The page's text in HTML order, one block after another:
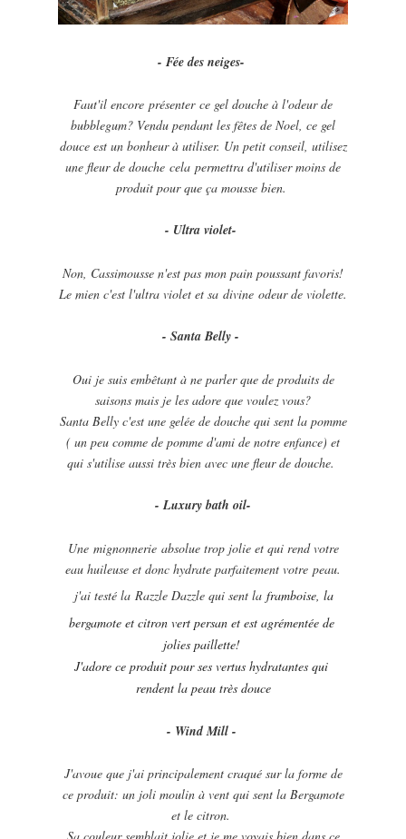
- Fée des neiges-
Faut'il encore présenter ce gel douche à l'odeur de
bubblegum? Vendu pendant les fêtes de Noel, ce gel
douce est un bonheur à utiliser. Un petit conseil, utilisez
une fleur de douche cela permettra d'utiliser moins de
produit pour que ça mousse bien.
- Ultra violet-
Non, Cassimousse n'est pas mon pain poussant favoris!
Le mien c'est l'ultra violet et sa divine odeur de violette.
- Santa Belly -
Oui je suis embêtant à ne parler que de produits de
saisons mais je les adore que voulez vous?
Santa Belly c'est une gelée de douche qui sent la pomme
( un peu comme de pomme d'ami de notre enfance) et
qui s'utilise aussi très bien avec une fleur de douche.
- Luxury bath oil-
Une mignonnerie absolue trop jolie et qui rend votre
eau huileuse et donc hydrate parfaitement votre peau.
j'ai testé la Razzle Dazzle qui sent la framboise, la
bergamote et citron vert persan et est agrémentée de
jolies paillette!
J'adore ce produit pour ses vertus hydratantes qui
rendent la peau très douce
- Wind Mill -
J'avoue que j'ai principalement craqué sur la forme de
ce produit: un joli moulin à vent qui sent la Bergamote
et le citron.